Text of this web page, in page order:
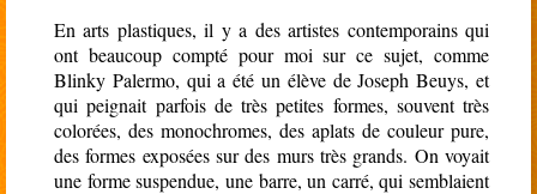
En arts plastiques, il y a des artistes contemporains qui
ont beaucoup compté pour moi sur ce sujet, comme
Blinky Palermo, qui a été un élève de Joseph Beuys, et
qui peignait parfois de très petites formes, souvent très
colorées, des monochromes, des aplats de couleur pure,
des formes exposées sur des murs très grands. On voyait
une forme suspendue, une barre, un carré, qui semblaient